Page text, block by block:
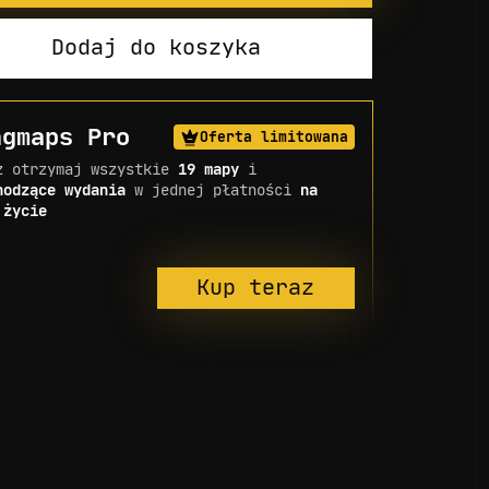
Dodaj do koszyka
Pro Oferta limitowana
otrzymaj wszystkie 19 mapyi
wydaniaw jednej płatności na
życie
Kup teraz